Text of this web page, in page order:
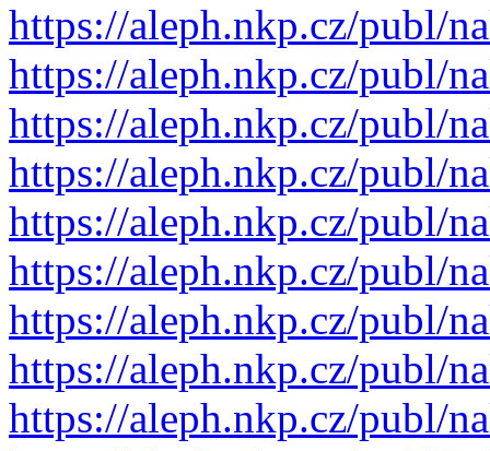
https://aleph.nkp.cz/publ/
https://aleph.nkp.cz/publ/
https://aleph.nkp.cz/publ/
https://aleph.nkp.cz/publ/
https://aleph.nkp.cz/publ/
https://aleph.nkp.cz/publ/
https://aleph.nkp.cz/publ/
https://aleph.nkp.cz/publ/
https://aleph.nkp.cz/publ/